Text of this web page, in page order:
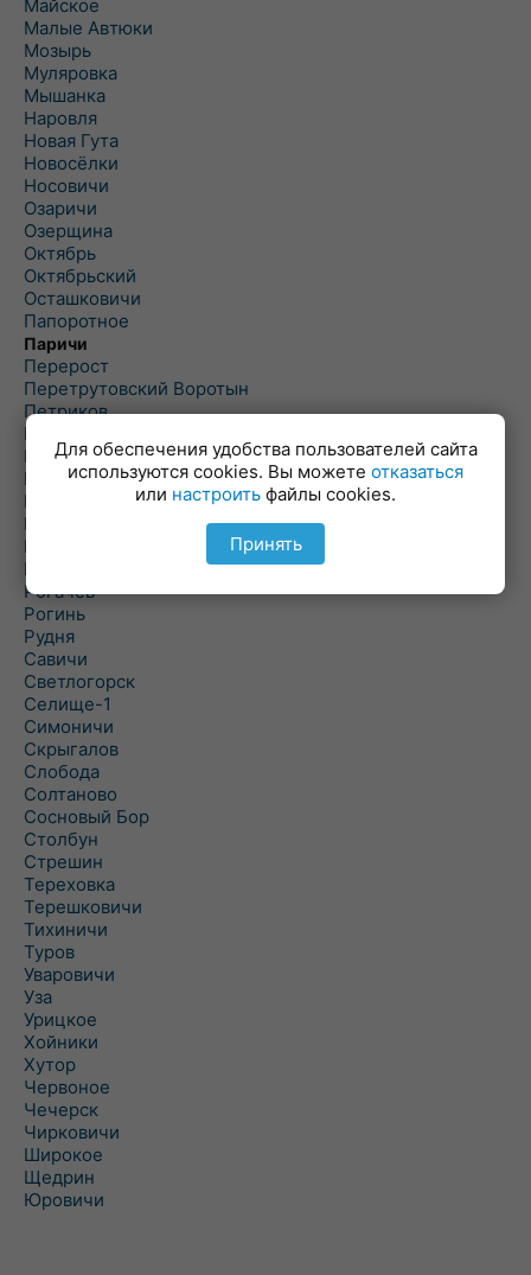
Майское
Малые Автюки
Мозырь
Муляровка
Мышанка
Наровля
Новая Гута
Новосёлки
Носовичи
Озаричи
Озерщина
Октябрь
Октябрьский
Осташковичи
Папоротное
Паричи
Перерост
Перетрутовский Воротын
Петриков
Пиревичи
Поболово
Поколюбичи
Полесье
Птичь
Речица
Ровенская Слобода
Рогачев
Рогинь
Рудня
Савичи
Светлогорск
Селище-1
Симоничи
Скрыгалов
Слобода
Солтаново
Сосновый Бор
Столбун
Стрешин
Тереховка
Терешковичи
Тихиничи
Туров
Уваровичи
Уза
Урицкое
Хойники
Хутор
Червоное
Чечерск
Чирковичи
Широкое
Щедрин
Юровичи
Для обеспечения удобства пользователей сайта
используются cookies. Вы можете отказаться
или настроить файлы cookies.
Принять